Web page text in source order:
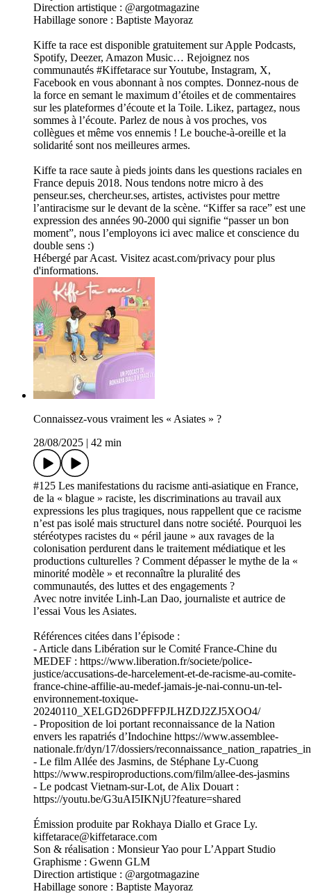
Direction artistique : @argotmagazine
Habillage sonore : Baptiste Mayoraz
Kiffe ta race est disponible gratuitement sur Apple Podcasts,
Spotify, Deezer, Amazon Music… Rejoignez nos
communautés #Kiffetarace sur Youtube, Instagram, X,
Facebook en vous abonnant à nos comptes. Donnez-nous de
la force en semant le maximum d’étoiles et de commentaires
sur les plateformes d’écoute et la Toile. Likez, partagez, nous
sommes à l’écoute. Parlez de nous à vos proches, vos
collègues et même vos ennemis ! Le bouche-à-oreille et la
solidarité sont nos meilleures armes.
Kiffe ta race saute à pieds joints dans les questions raciales en
France depuis 2018. Nous tendons notre micro à des
penseur.ses, chercheur.ses, artistes, activistes pour mettre
l’antiracisme sur le devant de la scène. “Kiffer sa race” est une
expression des années 90-2000 qui signifie “passer un bon
moment”, nous l’employons ici avec malice et conscience du
double sens :)
Hébergé par Acast. Visitez acast.com/privacy pour plus
d'informations.
Connaissez-vous vraiment les « Asiates » ?
28/08/2025
42 min
#125 Les manifestations du racisme anti-asiatique en France,
de la « blague » raciste, les discriminations au travail aux
expressions les plus tragiques, nous rappellent que ce racisme
n’est pas isolé mais structurel dans notre société. Pourquoi les
stéréotypes racistes du « péril jaune » aux ravages de la
colonisation perdurent dans le traitement médiatique et les
productions culturelles ? Comment dépasser le mythe de la «
minorité modèle » et reconnaître la pluralité des
communautés, des luttes et des engagements ?
Avec notre invitée Linh-Lan Dao, journaliste et autrice de
l’essai Vous les Asiates.
Références citées dans l’épisode :
- Article dans Libération sur le Comité France-Chine du
MEDEF : https://www.liberation.fr/societe/police-
justice/accusations-de-harcelement-et-de-racisme-au-comite-
france-chine-affilie-au-medef-jamais-je-nai-connu-un-tel-
environnement-toxique-
20240110_XELGD26DPFFPJLHZDJ2ZJ5XOO4/
- Proposition de loi portant reconnaissance de la Nation
envers les rapatriés d’Indochine https://www.assemblee-
nationale.fr/dyn/17/dossiers/
- Le film Allée des Jasmins, de Stéphane Ly-Cuong
https://www.respiroproductions.com/film/allee-des-jasmins
- Le podcast Vietnam-sur-Lot, de Alix Douart :
https://youtu.be/G3uAI5IKNjU?feature=shared
Émission produite par Rokhaya Diallo et Grace Ly.
kiffetarace@kiffetarace.com
Son & réalisation : Monsieur Yao pour L’Appart Studio
Graphisme : Gwenn GLM
Direction artistique : @argotmagazine
Habillage sonore : Baptiste Mayoraz